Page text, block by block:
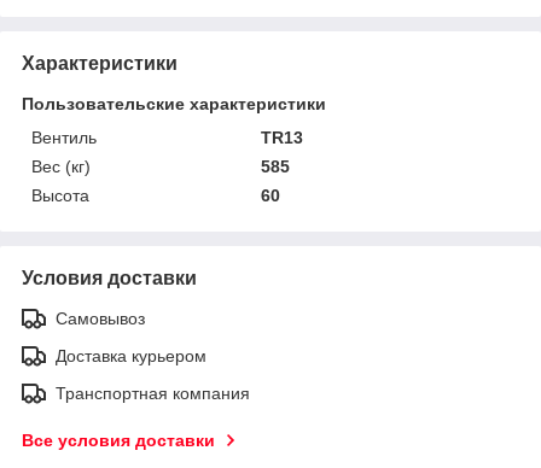
Характеристики
Пользовательские характеристики
Вентиль
TR13
Вес (кг)
585
Высота
60
Условия доставки
Самовывоз
Доставка курьером
Транспортная компания
Все условия доставки